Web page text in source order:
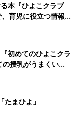
本『ひよこクラブ
育児に役立つ情報が
初めてのひよこクラ
の授乳がうまくい
のトラブル 解決テ
たまひよ」